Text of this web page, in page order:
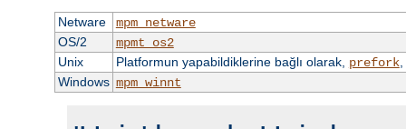
Netware
mpm_netware
OS/2
mpmt_os2
Unix
Platformun yapabildiklerine bağlı olarak, prefork,
Windows mpm_winnt